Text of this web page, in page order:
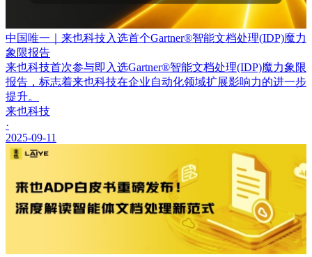
中国唯一｜来也科技入选首个Gartner®智能文档处理(IDP)魔力
象限报告
来也科技首次参与即入选Gartner®智能文档处理(IDP)魔力象限
报告，标志着来也科技在企业自动化领域扩展影响力的进一步
提升。
来也科技
·
2025-09-11